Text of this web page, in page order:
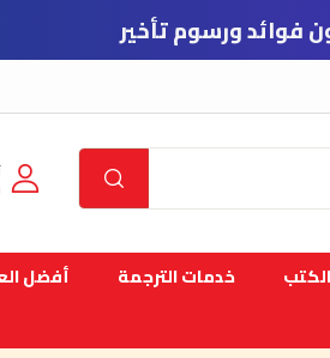
الكتب خدمات الترجمة أفضل